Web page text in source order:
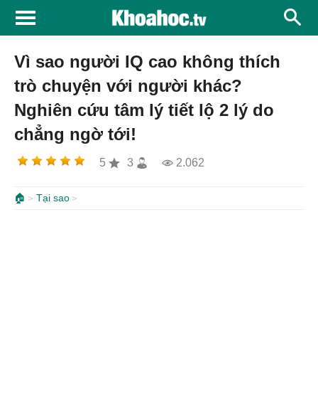
Vì sao người IQ cao không thích
trò chuyện với người khác?
Nghiên cứu tâm lý tiết lộ 2 lý do
chẳng ngờ tới!
5 3 2.062
🏠 Tại sao